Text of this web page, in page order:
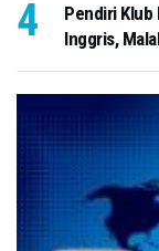
Pendiri Klub
Inggris,